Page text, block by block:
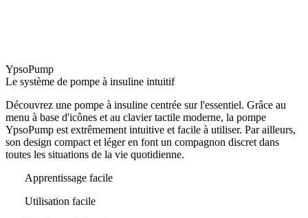
YpsoPump
Le système de pompe à insuline intuitif
Découvrez une pompe à insuline centrée sur l'essentiel. Grâce au
menu à base d'icônes et au clavier tactile moderne, la pompe
YpsoPump est extrêmement intuitive et facile à utiliser. Par ailleurs,
son design compact et léger en font un compagnon discret dans
toutes les situations de la vie quotidienne.
Apprentissage facile
Utilisation facile